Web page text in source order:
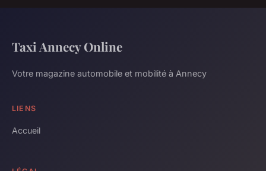
Taxi Annecy Online
Votre magazine automobile et mobilité à Annecy
LIENS
Accueil